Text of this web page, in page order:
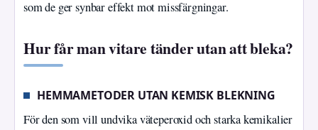
som de ger synbar effekt mot missfärgningar.
Hur får man vitare tänder utan att bleka?
HEMMAMETODER UTAN KEMISK BLEKNING
För den som vill undvika väteperoxid och starka kemikalier